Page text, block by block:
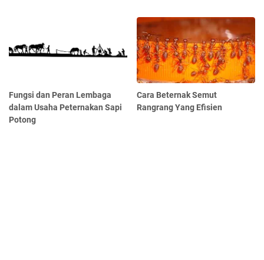
Fungsi dan Peran Lembaga
dalam Usaha Peternakan Sapi
Potong
Cara Beternak Semut
Rangrang Yang Efisien